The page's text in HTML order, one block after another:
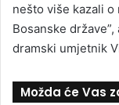
nešto više kazali o
Bosanske
dramski umjetnik
Možda će Vas